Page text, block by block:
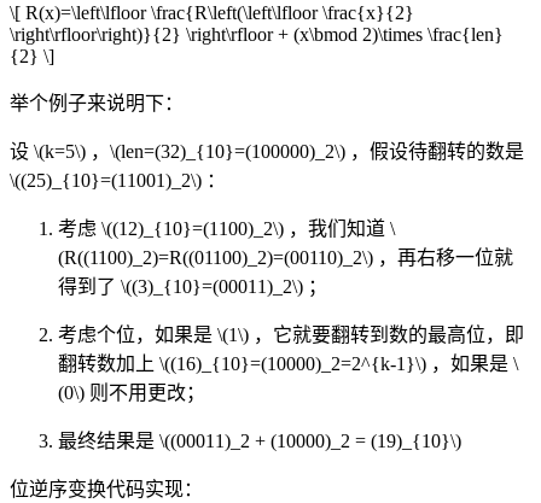
\[ R(x)=\left\lfloor \frac{R\left(\left\lfloor \frac{x}{2}
\right\rfloor\right)}{2} \right\rfloor + (x\bmod 2)\times \frac{len}
{2} \]
举个例子来说明下：
设 \(k=5\) ， \(len=(32)_{10}=(100000)_2\) ，假设待翻转的数是
\((25)_{10}=(11001)_2\) ：
考虑 \((12)_{10}=(1100)_2\) ，我们知道 \
(R((1100)_2)=R((01100)_2)=(00110)_2\) ，再右移一位就
得到了 \((3)_{10}=(00011)_2\) ；
考虑个位，如果是 \(1\) ，它就要翻转到数的最高位，即
翻转数加上 \((16)_{10}=(10000)_2=2^{k-1}\) ，如果是 \
(0\) 则不用更改；
最终结果是 \((00011)_2 + (10000)_2 = (19)_{10}\)
位逆序变换代码实现：